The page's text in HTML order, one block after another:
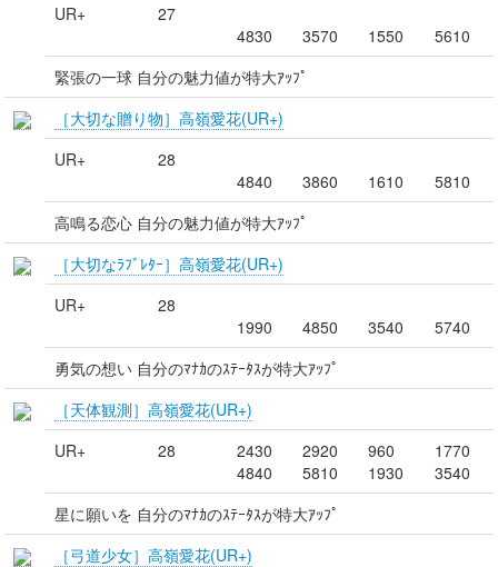
UR+
27
4830
3570 1550
5610
緊張の一球 自分の魅力値が特大ｱｯﾌﾟ
［大切な贈り物］高嶺愛花(UR+)
UR+
28
4840
3860 1610
5810
高鳴る恋心 自分の魅力値が特大ｱｯﾌﾟ
［大切なﾗﾌﾞﾚﾀｰ］高嶺愛花(UR+)
UR+
28
1990
4850 3540
5740
勇気の想い 自分のﾏﾅｶのｽﾃｰﾀｽが特大ｱｯﾌﾟ
［天体観測］高嶺愛花(UR+)
UR+
28
2430
4840
2920
5810
960
1930
1770
3540
星に願いを 自分のﾏﾅｶのｽﾃｰﾀｽが特大ｱｯﾌﾟ
［弓道少女］高嶺愛花(UR+)